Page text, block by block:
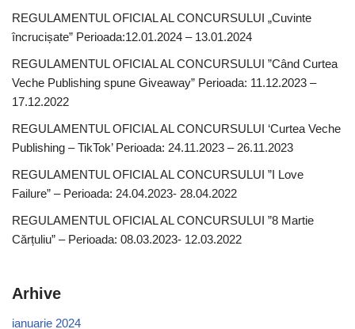
REGULAMENTUL OFICIAL AL CONCURSULUI „Cuvinte
încrucișate” Perioada:12.01.2024 – 13.01.2024
REGULAMENTUL OFICIAL AL CONCURSULUI ”Când Curtea
Veche Publishing spune Giveaway” Perioada: 11.12.2023 –
17.12.2022
REGULAMENTUL OFICIAL AL CONCURSULUI ‘Curtea Veche
Publishing – TikTok’ Perioada: 24.11.2023 – 26.11.2023
REGULAMENTUL OFICIAL AL CONCURSULUI ”I Love
Failure” – Perioada: 24.04.2023- 28.04.2022
REGULAMENTUL OFICIAL AL CONCURSULUI ”8 Martie
Cărțuliu” – Perioada: 08.03.2023- 12.03.2022
Arhive
ianuarie 2024